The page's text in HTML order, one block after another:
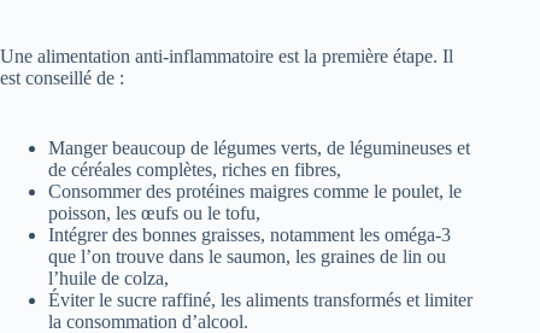
Une alimentation anti-inflammatoire est la première étape. Il
est conseillé de :
Manger beaucoup de légumes verts, de légumineuses et
de céréales complètes, riches en fibres,
Consommer des protéines maigres comme le poulet, le
poisson, les œufs ou le tofu,
Intégrer des bonnes graisses, notamment les oméga-3
que l’on trouve dans le saumon, les graines de lin ou
l’huile de colza,
Éviter le sucre raffiné, les aliments transformés et limiter
la consommation d’alcool.